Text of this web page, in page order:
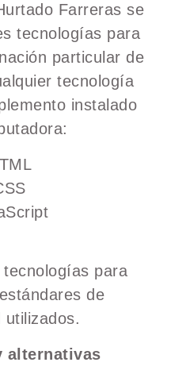
Farreras se
tecnologías para
particular de
tecnología
instalado
para
de
utilizados.
alternativas